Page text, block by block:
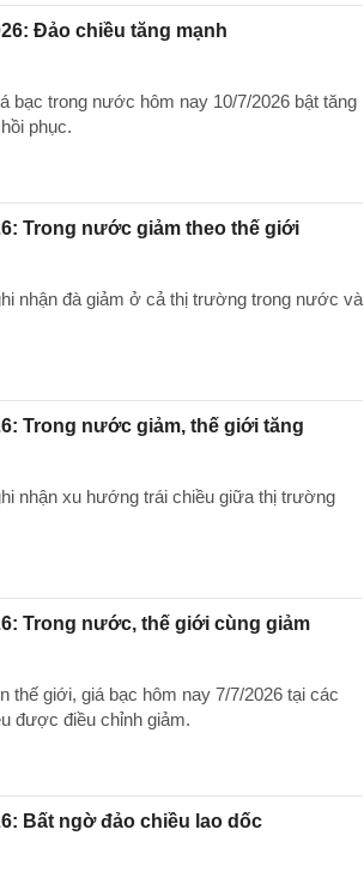
Đảo chiều tăng mạnh
bạc trong nước hôm nay 10/7/2026 bật tăng
phục.
Trong nước giảm theo thế giới
nhận đà giảm ở cả thị trường trong nước và
Trong nước giảm, thế giới tăng
nhận xu hướng trái chiều giữa thị trường
Trong nước, thế giới cùng giảm
thế giới, giá bạc hôm nay 7/7/2026 tại các
được điều chỉnh giảm.
Bất ngờ đảo chiều lao dốc